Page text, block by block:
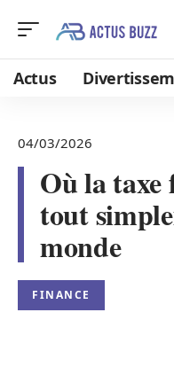
Actus
04/03/2026
Où la taxe
tout
monde
FINANCE